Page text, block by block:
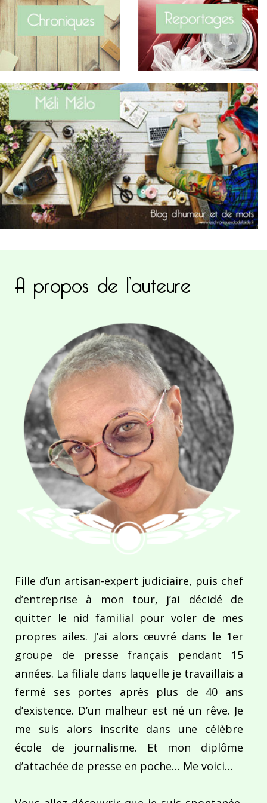
A propos de l’auteure
Fille d’un artisan-expert judiciaire, puis chef
d’entreprise à mon tour, j’ai décidé de
quitter le nid familial pour voler de mes
propres ailes. J’ai alors œuvré dans le 1er
groupe de presse français pendant 15
années. La filiale dans laquelle je travaillais a
fermé ses portes après plus de 40 ans
d’existence. D’un malheur est né un rêve. Je
me suis alors inscrite dans une célèbre
école de journalisme. Et mon diplôme
d’attachée de presse en poche… Me voici…